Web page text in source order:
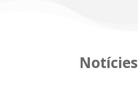
Notícies